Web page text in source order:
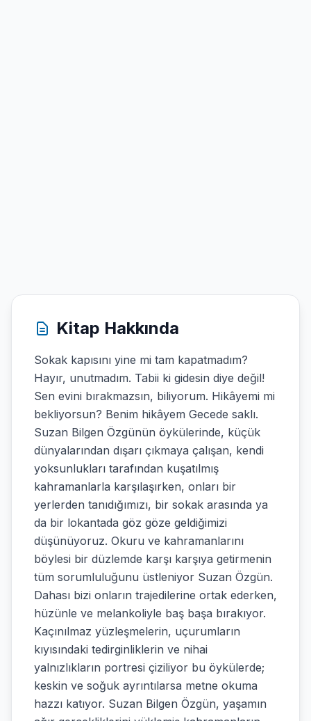
Kitap Hakkında
Sokak kapısını yine mi tam kapatmadım?
Hayır, unutmadım. Tabii ki gidesin diye değil!
Sen evini bırakmazsın, biliyorum. Hikâyemi mi
bekliyorsun? Benim hikâyem Gecede saklı.
Suzan Bilgen Özgünün öykülerinde, küçük
dünyalarından dışarı çıkmaya çalışan, kendi
yoksunlukları tarafından kuşatılmış
kahramanlarla karşılaşırken, onları bir
yerlerden tanıdığımızı, bir sokak arasında ya
da bir lokantada göz göze geldiğimizi
düşünüyoruz. Okuru ve kahramanlarını
böylesi bir düzlemde karşı karşıya getirmenin
tüm sorumluluğunu üstleniyor Suzan Özgün.
Dahası bizi onların trajedilerine ortak ederken,
hüzünle ve melankoliyle baş başa bırakıyor.
Kaçınılmaz yüzleşmelerin, uçurumların
kıyısındaki tedirginliklerin ve nihai
yalnızlıkların portresi çiziliyor bu öykülerde;
keskin ve soğuk ayrıntılarsa metne okuma
hazzı katıyor. Suzan Bilgen Özgün, yaşamın